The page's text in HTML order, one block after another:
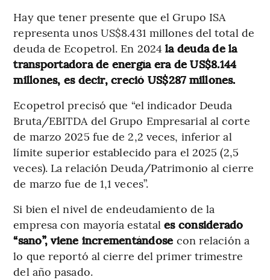
Hay que tener presente que el Grupo ISA
representa unos US$8.431 millones del total de
deuda de Ecopetrol. En 2024la deuda de la
transportadora de energía era de US$8.144
millones, es decir, creció US$287 millones.
Ecopetrol precisó que “el indicador Deuda
Bruta/EBITDA del Grupo Empresarial al corte
de marzo 2025 fue de 2,2 veces, inferior al
límite superior establecido para el 2025 (2,5
veces). La relación Deuda/Patrimonio al cierre
de marzo fue de 1,1 veces”.
Si bien el nivel de endeudamiento de la
empresa con mayoría estatales considerado
“sano”, viene incrementándose con relación a
lo que reportó al cierre del primer trimestre
del año pasado.